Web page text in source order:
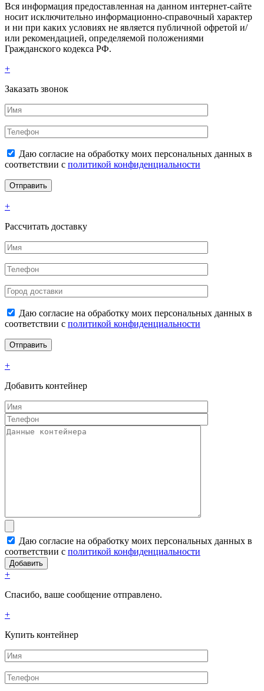
Вся информация предоставленная на данном интернет-сайте
носит исключительно информационно-справочный характер
и ни при каких условиях не является публичной офретой и/
или рекомендацией, определяемой положениями
Гражданского кодекса РФ.
+
Заказать звонок
Даю согласие на обработку моих персональных данных в
соответствии с политикой конфиденциальности
+
Рассчитать доставку
Даю согласие на обработку моих персональных данных в
соответствии с политикой конфиденциальности
+
Добавить контейнер
Даю согласие на обработку моих персональных данных в
соответствии с политикой конфиденциальности
+
Спасибо, ваше сообщение отправлено.
+
Купить контейнер